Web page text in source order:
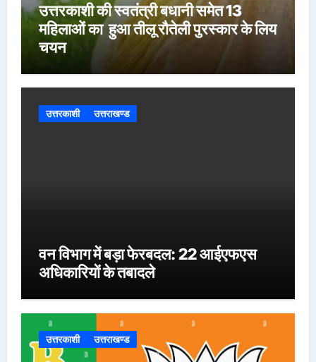
उत्तरकाशी की स्वतंत्री बधानी समेत 13
महिलाओं का हुआ तीलू रौतेली पुरस्कार के लिय
चयन
उत्तरकाशी उत्तराखण्ड
वन विभाग में बड़ा फेरबदल: 22 आईएफएस
अधिकारियों के तबादले
उत्तरकाशी उत्तराखण्ड